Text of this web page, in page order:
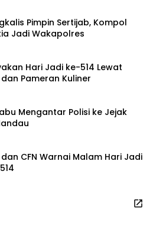
Pimpin Sertijab, Kompol
Jadi Wakapolres
Hari Jadi ke-514 Lewat
Pameran Kuliner
Mengantar Polisi ke Jejak
CFN Warnai Malam Hari Jadi